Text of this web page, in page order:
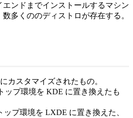
エンドまでインストールするマシン
多くののディストロが存在する。
カスタマイズされたもの。
ップ環境を KDE に置き換えたも
プ環境を LXDE に置き換えた、